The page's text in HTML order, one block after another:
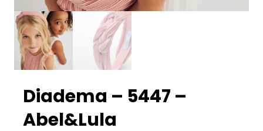
Diadema – 5447 –
Abel&Lula